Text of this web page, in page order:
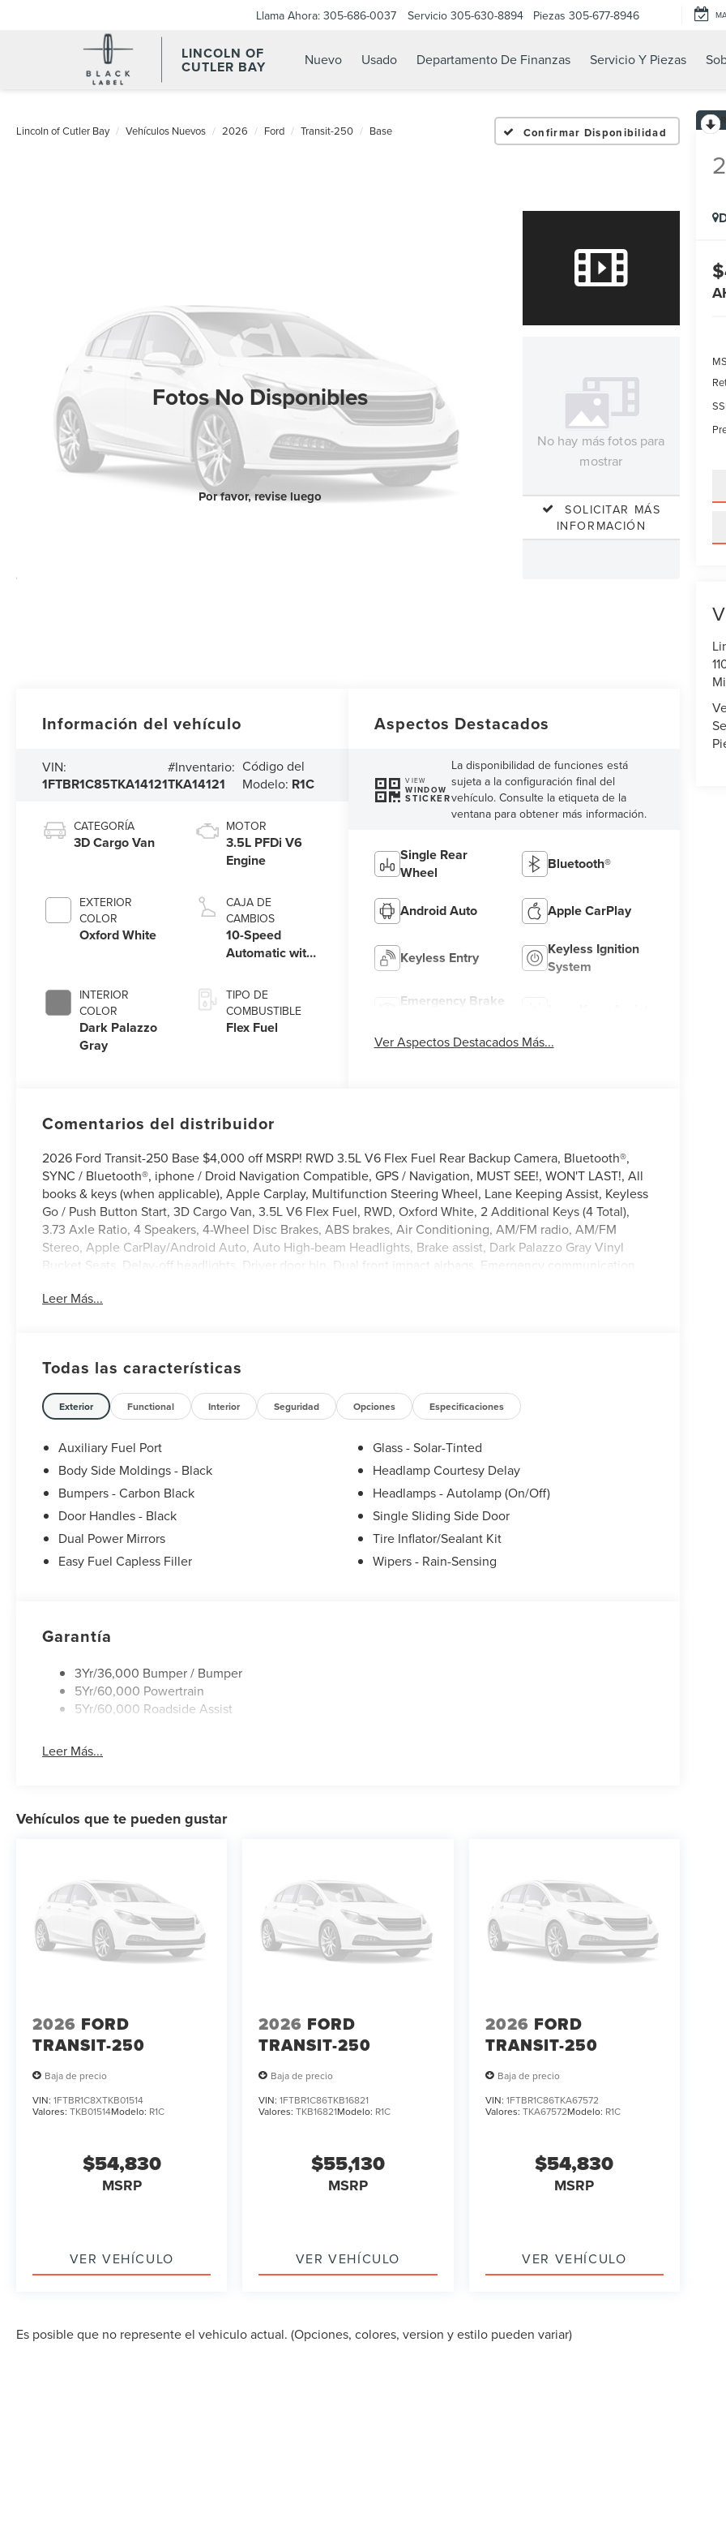
LINCOLN OF
CUTLER BAY
Llama Ahora: 305-686-0037 Servicio 305-630-8894 Piezas 305-677-8946
Nuevo Usado Departamento De Finanzas Servicio Y Piezas
Lincoln of Cutler Bay Vehículos Nuevos 2026 Ford Transit-250 Base Confirmar Disponibilidad
Fotos No Disponibles
Por favor, revise luego
No hay más fotos para
mostrar
SOLICITAR MÁS
INFORMACIÓN
Información del vehículo
VIN:
1FTBR1C85TKA14121
#Inventario:
TKA14121
Código del
Modelo: R1C
CATEGORÍA
3D Cargo Van
EXTERIOR
COLOR
Oxford White
INTERIOR
COLOR
Dark Palazzo
Gray
MOTOR
3.5L PFDi V6
Engine
CAJA DE
CAMBIOS
10-Speed
Automatic with
TIPO DE
COMBUSTIBLE
Flex Fuel
Aspectos Destacados
VIEW
WINDOW
STICKER
La disponibilidad de funciones está
sujeta a la configuración final del
vehículo. Consulte la etiqueta de la
ventana para obtener más información.
Single Rear
Wheel
Bluetooth®
Android Auto Apple CarPlay
Keyless Entry
Keyless Ignition
System
Emergency Brake
Ver Aspectos Destacados Más...
Comentarios del distribuidor
2026 Ford Transit-250 Base $4,000 off MSRP! RWD 3.5L V6 Flex Fuel Rear Backup Camera, Bluetooth®,
SYNC / Bluetooth®, iphone / Droid Navigation Compatible, GPS / Navigation, MUST SEE!, WON'T LAST!, All
books & keys (when applicable), Apple Carplay, Multifunction Steering Wheel, Lane Keeping Assist, Keyless
Go / Push Button Start, 3D Cargo Van, 3.5L V6 Flex Fuel, RWD, Oxford White, 2 Additional Keys (4 Total),
3.73 Axle Ratio, 4 Speakers, 4-Wheel Disc Brakes, ABS brakes, Air Conditioning, AM/FM radio, AM/FM
Stereo, Apple CarPlay/Android Auto, Auto High-beam Headlights, Brake assist, Dark Palazzo Gray Vinyl
Bucket Seats, Delay-off headlights, Driver door bin, Dual front impact airbags, Emergency communication
bar, Front Bucket Seats, Front reading lights, Fully automatic headlights, Illuminated entry, Load Area
steering wheel, Variably intermittent wipers, Vinyl Front Bucket Seats.
Leer Más...
Todas las características
Exterior Functional Interior Seguridad Opciones Especificaciones
Auxiliary Fuel Port
Body Side Moldings - Black
Bumpers - Carbon Black
Door Handles - Black
Dual Power Mirrors
Easy Fuel Capless Filler
Glass - Solar-Tinted
Headlamp Courtesy Delay
Headlamps - Autolamp (On/Off)
Single Sliding Side Door
Tire Inflator/Sealant Kit
Wipers - Rain-Sensing
Garantía
3Yr/36,000 Bumper / Bumper
5Yr/60,000 Powertrain
5Yr/60,000 Roadside Assist
Leer Más...
Vehículos que te pueden gustar
2026 FORD
TRANSIT-250
Baja de precio
VIN: 1FTBR1C8XTKB01514
Valores: TKB01514Modelo: R1C
$54,830
MSRP
VER VEHÍCULO
2026 FORD
TRANSIT-250
Baja de precio
VIN:1FTBR1C86TKB16821
Valores:TKB16821Modelo: R1C
$55,130
MSRP
VER VEHÍCULO
2026 FORD
TRANSIT-250
Baja de precio
VIN: 1FTBR1C86TKA67572
Valores: TKA67572Modelo: R1C
$54,830
MSRP
VER VEHÍCULO
Es posible que no represente el vehiculo actual. (Opciones, colores, version y estilo pueden variar)